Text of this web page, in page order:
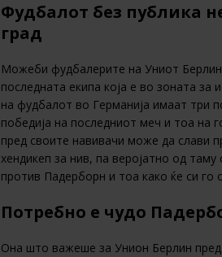
Фудбалот без публика
град
Можеби фудбалерите на Униот
последната екипа која е во зоната
на фудбалот во Германија имаат три
победија на последниот меч и тоа на
пред своите навивачи може да слави
хендикеп за нив, па веројатно од
против Падерборн и тоа како ќе си го
Потребно е чудо
Она што важеше за Унион Берлин